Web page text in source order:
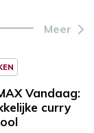
Meer
Vandaag:
curry